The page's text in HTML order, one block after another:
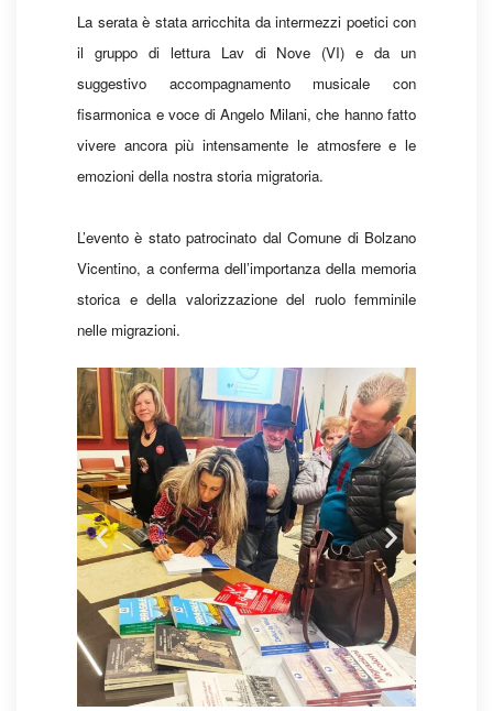
La serata è stata arricchita da intermezzi poetici con
il gruppo di lettura Lav di Nove (VI) e da un
suggestivo accompagnamento musicale con
fisarmonica e voce di Angelo Milani, che hanno fatto
vivere ancora più intensamente le atmosfere e le
emozioni della nostra storia migratoria.
L’evento è stato patrocinato dal Comune di Bolzano
Vicentino, a conferma dell’importanza della memoria
storica e della valorizzazione del ruolo femminile
nelle migrazioni.